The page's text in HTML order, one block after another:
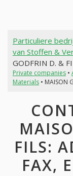
Particuliere
van Stoffen &
GODFRIN D. &
Private companies•
Materials• MAISON
FILS:
FAX,